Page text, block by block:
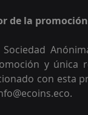
de la promoción
y única
con esta